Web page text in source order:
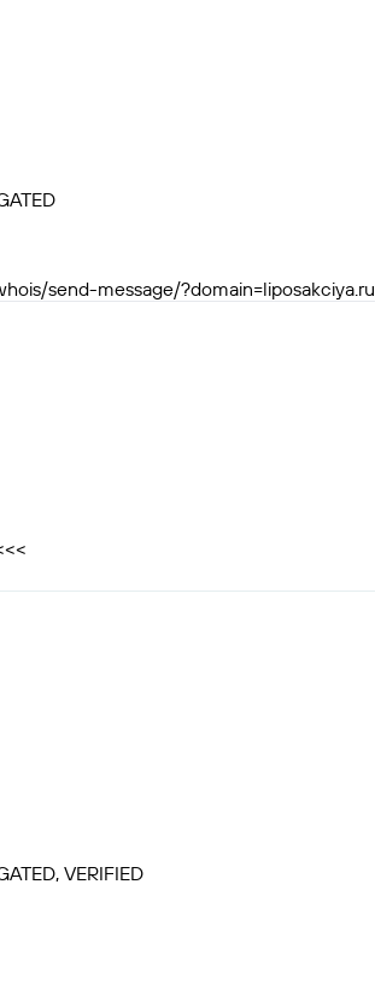
send-message/?domain=liposakciya.ru
VERIFIED